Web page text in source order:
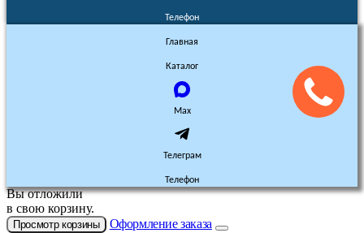
Телефон
Главная
Каталог
Max
Телеграм
Телефон
Вы отложили
в свою корзину.
Просмотр корзины Оформление заказа